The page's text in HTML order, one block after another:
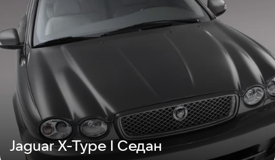
Jaguar X-Type I Седан